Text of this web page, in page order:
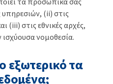
(ii) στις
(iii) στις εθνικές αρχές,
νομοθεσία.
εξωτερικό τα